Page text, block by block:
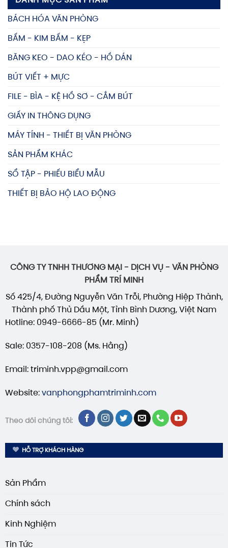
lông
BÁCH HÓA VĂN PHÒNG
BẤM - KIM BẤM - KẸP
BĂNG KEO - DAO KÉO - HỒ DÁN
BÚT VIẾT + MỰC
FILE - BÌA - KỆ HỒ SƠ - CẮM BÚT
GIẤY IN THÔNG DỤNG
MÁY TÍNH - THIẾT BỊ VĂN PHÒNG
SẢN PHẨM KHÁC
SỔ TẬP - PHIẾU BIỂU MẪU
THIẾT BỊ BẢO HỘ LAO ĐỘNG
CÔNG TY TNHH THƯƠNG MẠI - DỊCH VỤ - VĂN PHÒNG
PHẨM TRÍ MINH
Số 425/4, Đường Nguyễn Văn Trỗi, Phường Hiệp Thành,
Thành phố Thủ Dầu Một, Tỉnh Bình Dương, Việt Nam
Hotline: 0949-6666-85 (Mr. Minh)
Sale: 0357-108-208 (Ms. Hằng)
Email: triminh.vpp@gmail.com
Website:vanphongphamtriminh.com
Theo dõi chúng tôi:
HỖ TRỢ KHÁCH HÀNG
Sản Phẩm
Chính sách
Kinh Nghiệm
Tin Tức